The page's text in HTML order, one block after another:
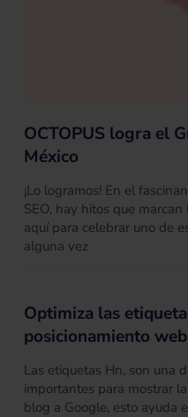
OCTOPUS logra el
México
¡Lo logramos! En el
SEO, hay hitos que
aquí para celebrar uno de
alguna vez
Optimiza las
posicionamiento web
Las etiquetas Hn, son una
importantes para mostrar
blog a Google, esto ayuda